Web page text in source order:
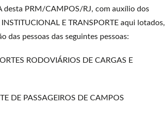
desta PRM/CAMPOS/RJ, com auxílio dos
E TRANSPORTE aqui lotados,
pessoas das seguintes pessoas:
RODOVIÁRIOS DE CARGAS E
DE PASSAGEIROS DE CAMPOS